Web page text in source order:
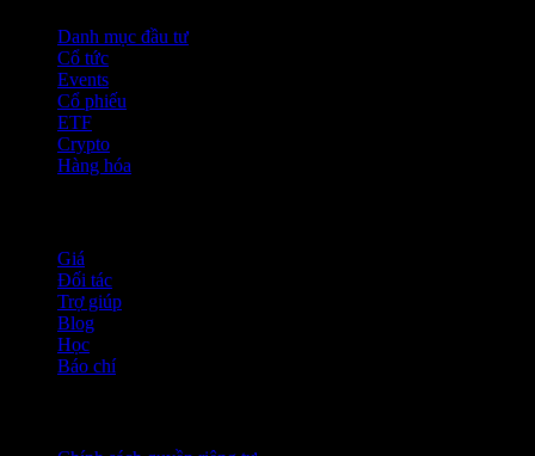
Danh mục đầu tư
Cổ tức
Events
Cổ phiếu
ETF
Crypto
Hàng hóa
Giá
Đối tác
Trợ giúp
Blog
Học
Báo chí